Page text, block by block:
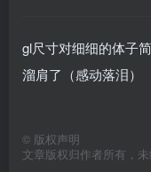
gl尺寸对细细的体子
溜肩了（感动落泪）
© 版权声明
文章版权归作者所有，未